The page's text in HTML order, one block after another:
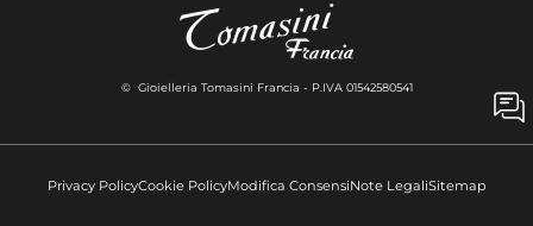
© Gioielleria Tomasini Francia - P.IVA 01542580541
Privacy PolicyCookie PolicyModifica ConsensiNote LegaliSitemap